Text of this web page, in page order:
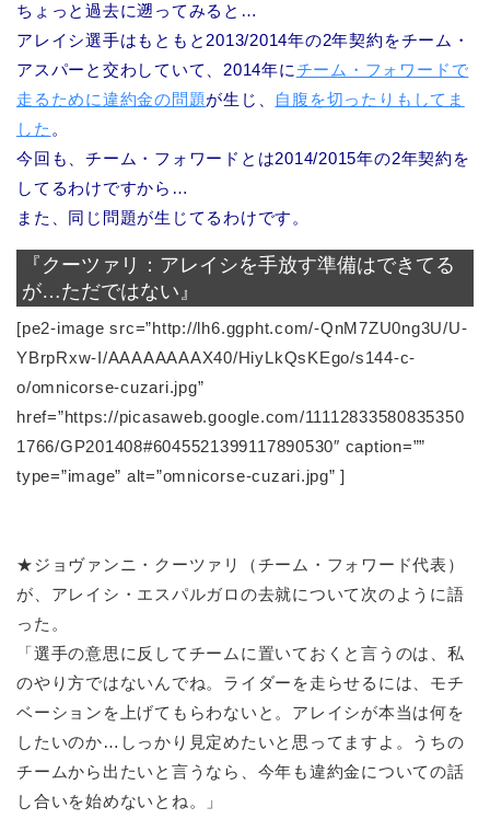
ちょっと過去に遡ってみると…
アレイシ選手はもともと2013/2014年の2年契約をチーム・
アスパーと交わしていて、2014年にチーム・フォワードで
走るために違約金の問題が生じ、 自腹を切ったりもしてま
した 。
今回も、チーム・フォワードとは2014/2015年の2年契約を
してるわけですから…
また、同じ問題が生じてるわけです。
『クーツァリ：アレイシを手放す準備はできてる
が…ただではない』
[pe2-image src=”http://lh6.ggpht.com/-QnM7ZU0ng3U/U-
YBrpRxw-I/AAAAAAAAX40/HiyLkQsKEgo/s144-c-
o/omnicorse-cuzari.jpg”
href=”https://picasaweb.google.com/11112833580835350
1766/GP201408#6045521399117890530″ caption=””
type=”image” alt=”omnicorse-cuzari.jpg” ]
★ジョヴァンニ・クーツァリ（チーム・フォワード代表）
が、アレイシ・エスパルガロの去就について次のように語
った。
「選手の意思に反してチームに置いておくと言うのは、私
のやり方ではないんでね。ライダーを走らせるには、モチ
ベーションを上げてもらわないと。アレイシが本当は何を
したいのか…しっかり見定めたいと思ってますよ。うちの
チームから出たいと言うなら、今年も違約金についての話
し合いを始めないとね。」